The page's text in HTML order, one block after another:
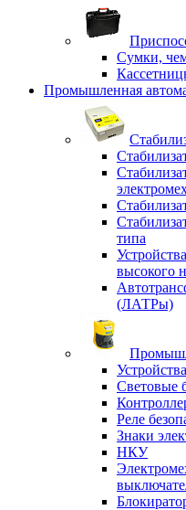
Сумки,
Промышленная
типа
высокого
(ЛАТРы)
Световые
Реле
Знаки
НКУ